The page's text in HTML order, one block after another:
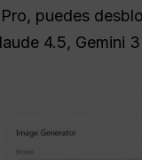
puedes
4.5, Gemini